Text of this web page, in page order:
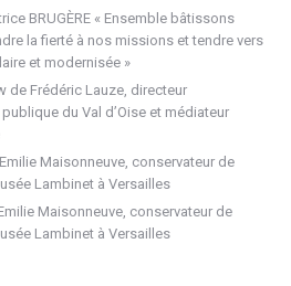
BRUGÈRE « Ensemble bâtissons
la fierté à nos missions et tendre vers
et modernisée »
de Frédéric Lauze, directeur
du Val d’Oise et médiateur
Maisonneuve, conservateur de
Lambinet à Versailles
Maisonneuve, conservateur de
Lambinet à Versailles